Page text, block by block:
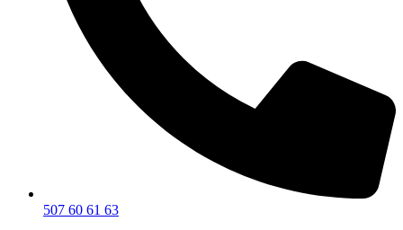
507 60 61 63